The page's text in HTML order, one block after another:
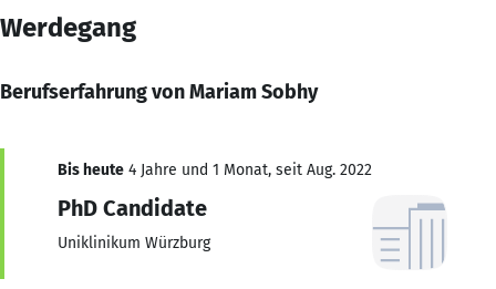
Werdegang
Berufserfahrung von Mariam Sobhy
Bis heute 4 Jahre und 1 Monat, seit Aug. 2022
PhD Candidate
Uniklinikum Würzburg